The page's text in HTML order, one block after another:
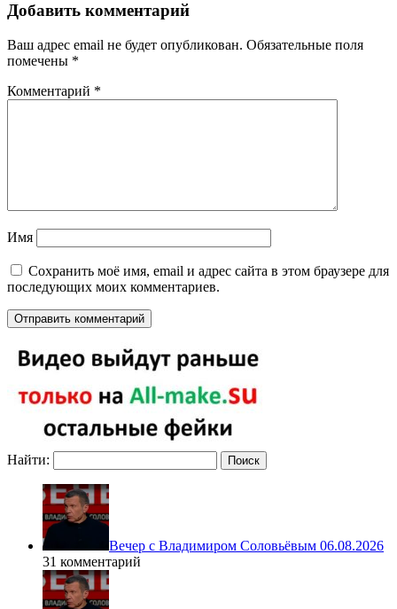
Добавить комментарий
Ваш адрес email не будет опубликован. Обязательные поля
помечены *
Комментарий *
Имя
Сохранить моё имя, email и адрес сайта в этом браузере для
последующих моих комментариев.
Найти:
Вечер с Владимиром Соловьёвым 06.08.2026
31 комментарий